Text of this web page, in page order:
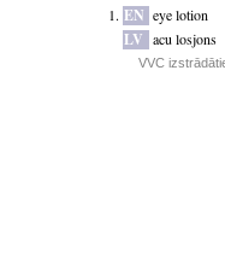
EN eye lotion
LV acu losjons
VVC